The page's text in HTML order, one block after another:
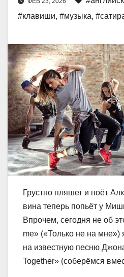
#клавиши, #музыка,
Грустно пляшет и поёт
вина теперь попьёт у
Впрочем, сегодня не об
me» («Только не на мне»)
на известную песню
Together» (соберёмся